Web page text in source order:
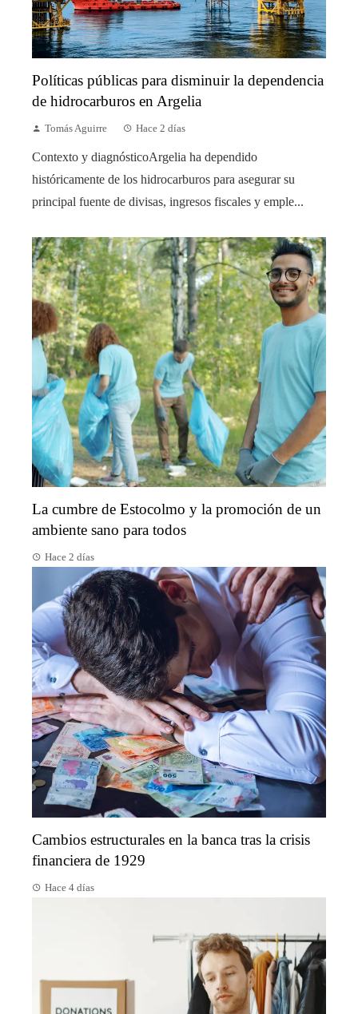
Políticas públicas para disminuir la dependencia
de hidrocarburos en Argelia
Tomás Aguirre Hace 2 días
Contexto y diagnósticoArgelia ha dependido
históricamente de los hidrocarburos para asegurar su
principal fuente de divisas, ingresos fiscales y emple...
La cumbre de Estocolmo y la promoción de un
ambiente sano para todos
Hace 2 días
Cambios estructurales en la banca tras la crisis
financiera de 1929
Hace 4 días